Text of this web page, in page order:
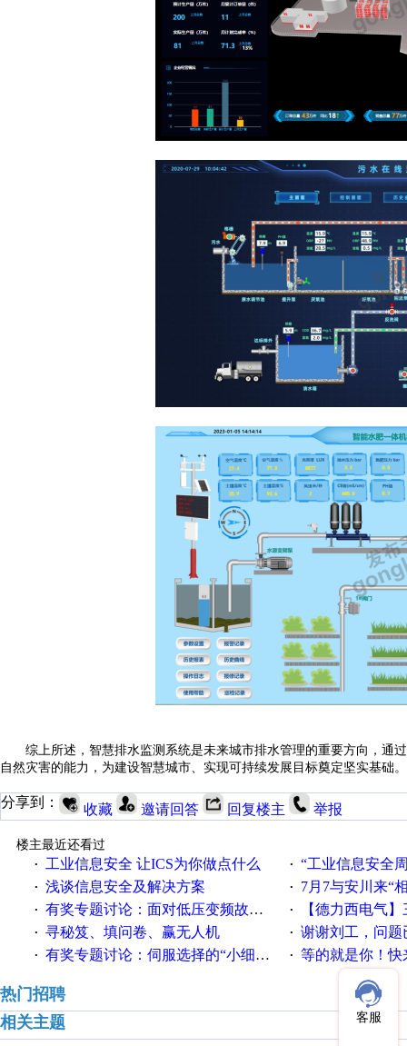
综上所述，智慧排水监测系统是未来城市排水管理的重要方向，通
自然灾害的能力，为建设智慧城市、实现可持续发展目标奠定坚实基础。
分享到： 收藏 邀请回答 回复楼主 举报
楼主最近还看过
·
工业信息安全 让ICS为你做点什么 · “工业信息安全周之我见”
· 浅谈信息安全及解决方案 · 7月7与安川来“
· 有奖专题讨论：面对低压变频故障，老手是这样解决的！ · 【德力西电气】三
· 寻秘笈、填问卷、赢无人机 · 谢谢刘工，问题
· 有奖专题讨论：伺服选择的“小细节大学问”奖励公告 · 等的就是你！快来
热门招聘
相关主题
客服